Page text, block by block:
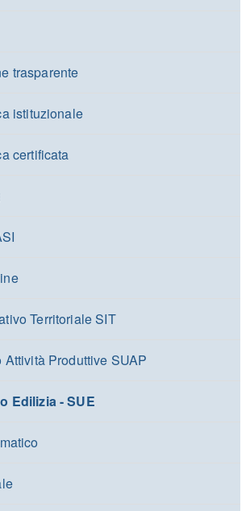
trasparente
istituzionale
certificata
Territoriale SIT
Produttive SUAP
Edilizia - SUE